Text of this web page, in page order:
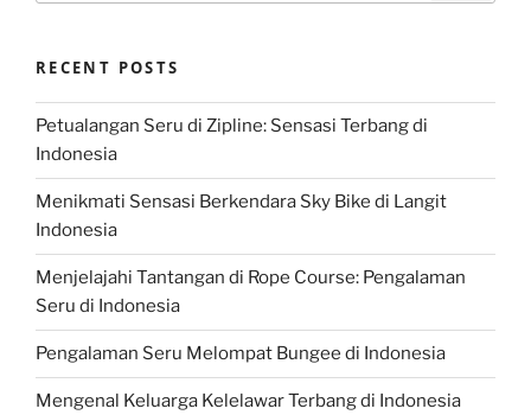
RECENT POSTS
Petualangan Seru di Zipline: Sensasi Terbang di
Indonesia
Menikmati Sensasi Berkendara Sky Bike di Langit
Indonesia
Menjelajahi Tantangan di Rope Course: Pengalaman
Seru di Indonesia
Pengalaman Seru Melompat Bungee di Indonesia
Mengenal Keluarga Kelelawar Terbang di Indonesia